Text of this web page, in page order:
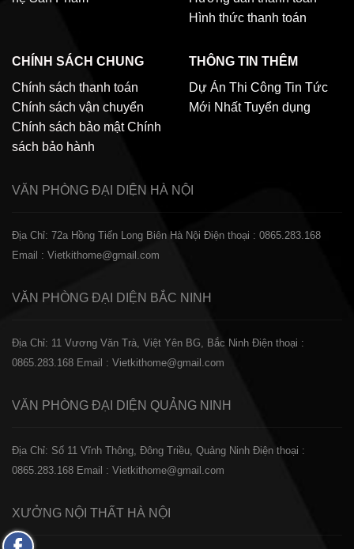
Hình thức thanh toán
CHÍNH SÁCH CHUNG
Chính sách thanh toán
Chính sách vận chuyển
Chính sách bảo mật Chính
sách bảo hành
THÔNG TIN THÊM
Dự Án Thi Công Tin Tức
Mới Nhất Tuyển dụng
VĂN PHÒNG ĐẠI DIỆN HÀ NỘI
Địa Chỉ: 72a Hồng Tiến Long Biên Hà Nội Điện thoại : 0865.283.168
Email : Vietkithome@gmail.com
VĂN PHÒNG ĐẠI DIỆN BẮC NINH
Địa Chỉ: 11 Vương Văn Trà, Việt Yên BG, Bắc Ninh Điện thoại :
0865.283.168 Email : Vietkithome@gmail.com
VĂN PHÒNG ĐẠI DIỆN QUẢNG NINH
Địa Chỉ: Số 11 Vĩnh Thông, Đông Triều, Quảng Ninh Điện thoại :
0865.283.168 Email : Vietkithome@gmail.com
XƯỞNG NỘI THẤT HÀ NỘI